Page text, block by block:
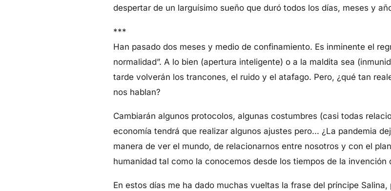
despertar de un larguísimo sueño que duró todos los días, meses y
***
Han pasado dos meses y medio de confinamiento. Es inminente el
normalidad”. A lo bien (apertura inteligente) o a la maldita sea
tarde volverán los trancones, el ruido y el atafago. Pero, ¿qué tan
nos hablan?
Cambiarán algunos protocolos, algunas costumbres (casi todas
economía tendrá que realizar algunos ajustes pero... ¿La pandemia
manera de ver el mundo, de relacionarnos entre nosotros y con el
humanidad tal como la conocemos desde los tiempos de la invención
En estos días me ha dado muchas vueltas la frase del príncipe